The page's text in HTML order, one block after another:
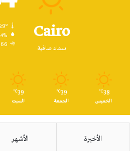
Cairo
سماء صافية
3.66
38
℃
الخميس
39
℃
الجمعة
39
℃
السبت
الأخيرة الأشهر